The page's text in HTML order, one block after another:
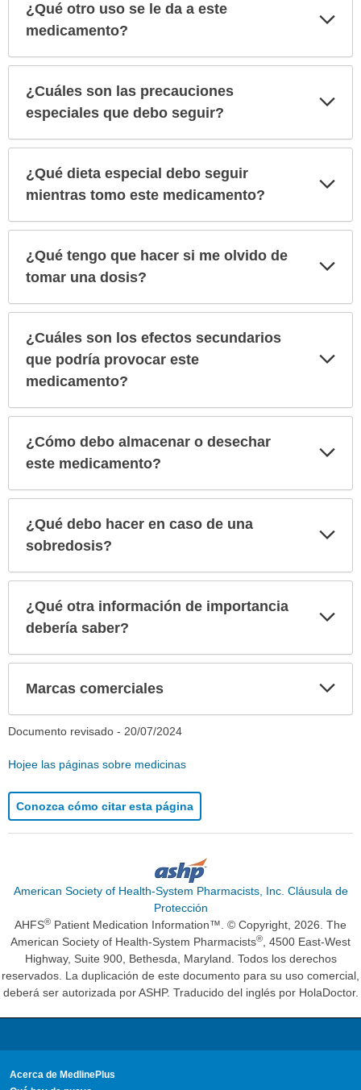
¿Qué otro uso se le da a este
medicamento?
¿Cuáles son las precauciones
especiales que debo seguir?
¿Qué dieta especial debo seguir
mientras tomo este medicamento?
¿Qué tengo que hacer si me olvido de
tomar una dosis?
¿Cuáles son los efectos secundarios
que podría provocar este
medicamento?
¿Cómo debo almacenar o desechar
este medicamento?
¿Qué debo hacer en caso de una
sobredosis?
¿Qué otra información de importancia
debería saber?
Marcas comerciales
Documento revisado - 20/07/2024
Hojee las páginas sobre medicinas
Conozca cómo citar esta página
American Society of Health-System Pharmacists, Inc. Cláusula de
Protección
AHFS® Patient Medication Information™. © Copyright, 2026. The
American Society of Health-System Pharmacists®, 4500 East-West
Highway, Suite 900, Bethesda, Maryland. Todos los derechos
reservados. La duplicación de este documento para su uso comercial,
deberá ser autorizada por ASHP. Traducido del inglés por HolaDoctor.
Acerca de MedlinePlus